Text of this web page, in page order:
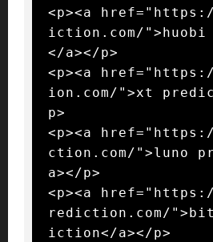
<p><a
iction.com/
</a></p>
<p><a
ion.com/">xt
p>
<p><a
ction.com/">luno
a></p>
<p><a
rediction.com/
iction</a></p>